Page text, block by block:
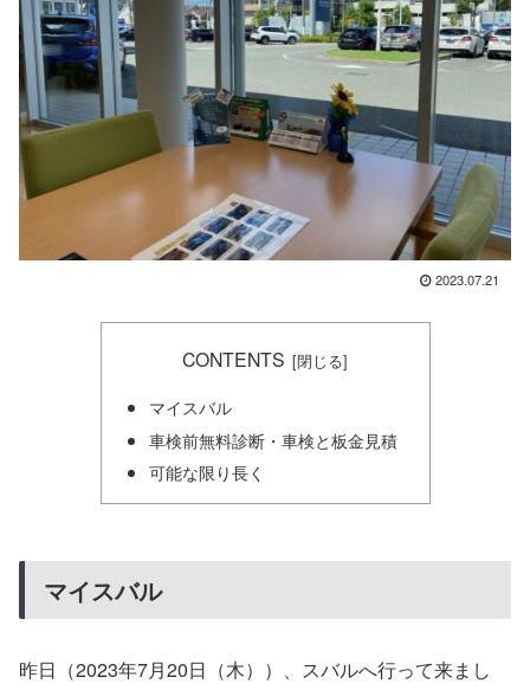
2023.07.21
CONTENTS
マイスバル
車検前無料診断・車検と板金見積
可能な限り長く
マイスバル
昨日（2023年7月20日（木））、スバルへ行って来まし